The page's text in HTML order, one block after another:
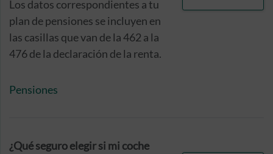
Los datos correspondientes a tu
plan de pensiones se incluyen en
las casillas que van de la 462 a la
476 de la declaración de la renta.
Pensiones
¿Qué seguro elegir si mi coche